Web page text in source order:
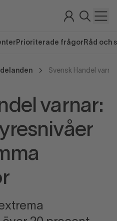
Prioriterade frågor Råd och
varnar: